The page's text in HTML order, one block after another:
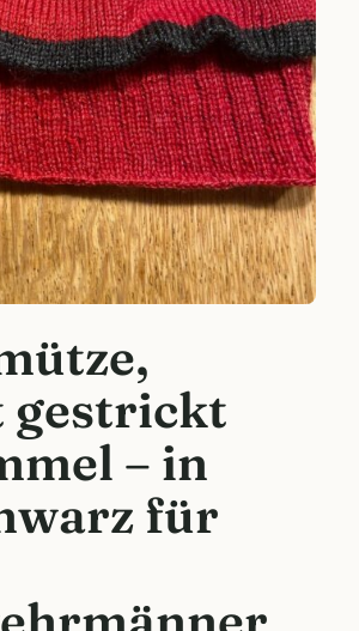
gestrickt
– in
für